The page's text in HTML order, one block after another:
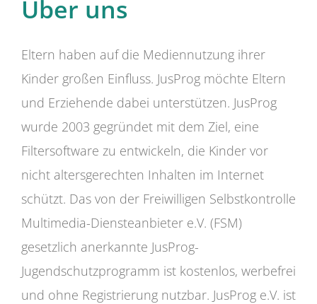
Über uns
Eltern haben auf die Mediennutzung ihrer
Kinder großen Einfluss. JusProg möchte Eltern
und Erziehende dabei unterstützen. JusProg
wurde 2003 gegründet mit dem Ziel, eine
Filtersoftware zu entwickeln, die Kinder vor
nicht altersgerechten Inhalten im Internet
schützt. Das von der Freiwilligen Selbstkontrolle
Multimedia-Diensteanbieter e.V. (FSM)
gesetzlich anerkannte JusProg-
Jugendschutzprogramm ist kostenlos, werbefrei
und ohne Registrierung nutzbar. JusProg e.V. ist